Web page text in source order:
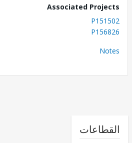
Associated